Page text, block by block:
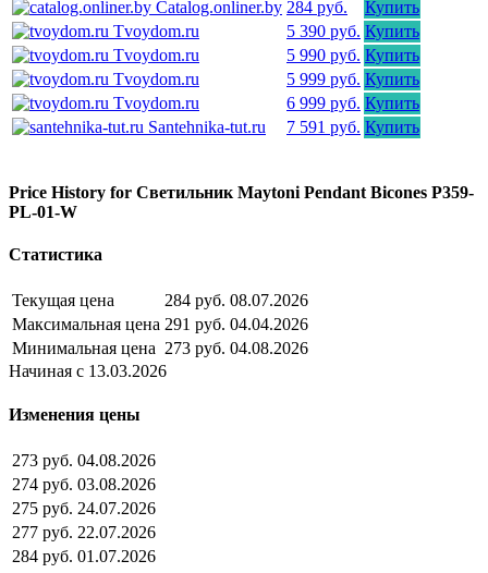
Catalog.onliner.by 284 руб.
Купить
Tvoydom.ru
5 390 руб. Купить
Tvoydom.ru
5 990 руб. Купить
Tvoydom.ru
5 999 руб. Купить
Tvoydom.ru
6 999 руб. Купить
Santehnika-tut.ru
7 591 руб. Купить
Price History for Светильник Maytoni Pendant Bicones P359-
PL-01-W
Статистика
Текущая цена 284 руб. 08.07.2026
Максимальная цена 291 руб. 04.04.2026
Минимальная цена 273 руб. 04.08.2026
Начиная с 13.03.2026
Изменения цены
273 руб. 04.08.2026
274 руб. 03.08.2026
275 руб. 24.07.2026
277 руб. 22.07.2026
284 руб. 01.07.2026